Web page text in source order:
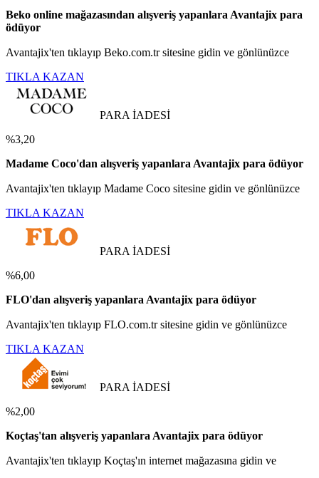
Beko online mağazasından alışveriş yapanlara Avantajix para
ödüyor
Avantajix'ten tıklayıp Beko.com.tr sitesine gidin ve gönlünüzce
TIKLA KAZAN
PARA İADESİ
%3,20
Madame Coco'dan alışveriş yapanlara Avantajix para ödüyor
Avantajix'ten tıklayıp Madame Coco sitesine gidin ve gönlünüzce
TIKLA KAZAN
PARA İADESİ
%6,00
FLO'dan alışveriş yapanlara Avantajix para ödüyor
Avantajix'ten tıklayıp FLO.com.tr sitesine gidin ve gönlünüzce
TIKLA KAZAN
PARA İADESİ
%2,00
Koçtaş'tan alışveriş yapanlara Avantajix para ödüyor
Avantajix'ten tıklayıp Koçtaş'ın internet mağazasına gidin ve